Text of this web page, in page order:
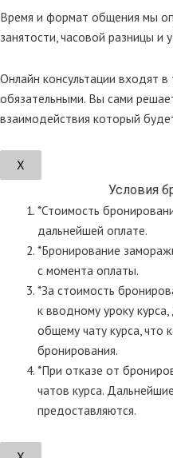
Время и формат общения мы
занятости, часовой разницы и
Онлайн консультации входят
обязательными. Вы сами
взаимодействия который
Х
Условия
*Стоимость
дальнейшей оплате.
*Бронирование
с момента оплаты.
*За стоимость
к вводному уроку
общему чату курса, что
бронирования.
*При отказе от
чатов курса.
предоставляются.